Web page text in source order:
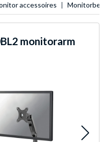
accessoires
monitorarm